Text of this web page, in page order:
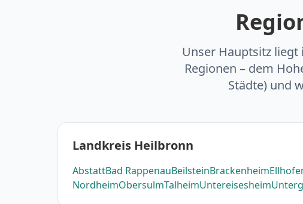
Unser Hauptsitz liegt
Regionen – dem
Städte) und
Landkreis Heilbronn
AbstattBad RappenauBeilsteinBrackenheim
NordheimObersulmTalheimUntereisesheim